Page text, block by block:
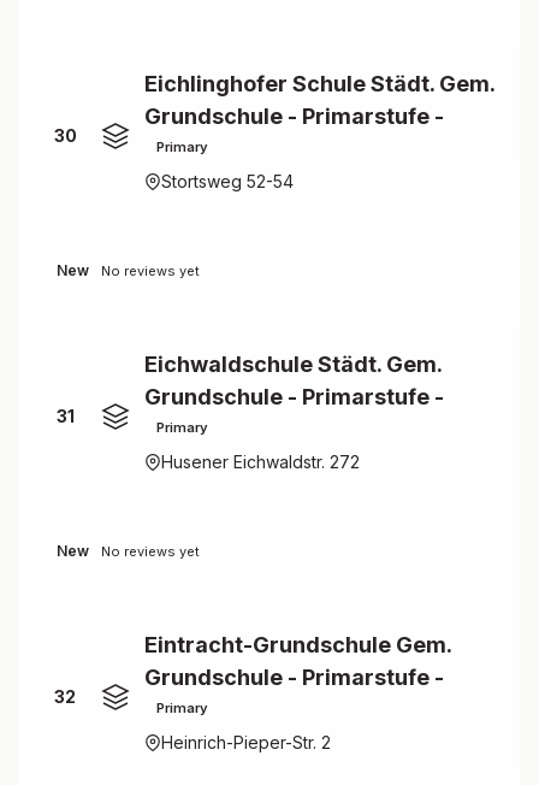
30
Eichlinghofer Schule Städt. Gem.
Grundschule - Primarstufe -
Primary
Stortsweg 52-54
New No reviews yet
31
Eichwaldschule Städt. Gem.
Grundschule - Primarstufe -
Primary
Husener Eichwaldstr. 272
New No reviews yet
32
Eintracht-Grundschule Gem.
Grundschule - Primarstufe -
Primary
Heinrich-Pieper-Str. 2